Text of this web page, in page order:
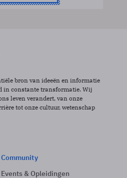
bron van ideeën en informatie
in constante transformatie. Wij
leven verandert, van onze
tot onze cultuur, wetenschap
Community
Events & Opleidingen